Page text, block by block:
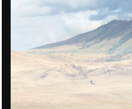
Climax :